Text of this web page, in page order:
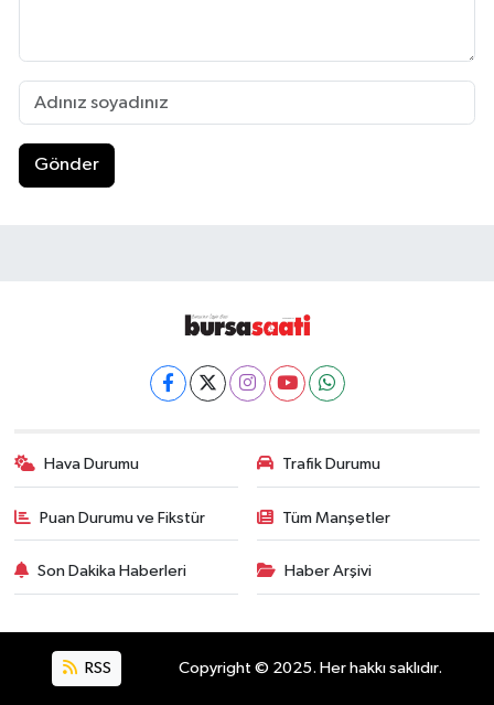
Gönder
Hava Durumu Trafik Durumu
Puan Durumu ve Fikstür Tüm Manşetler
Son Dakika Haberleri Haber Arşivi
RSS Copyright © 2025. Her hakkı saklıdır.